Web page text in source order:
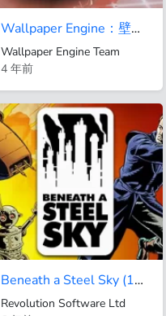
Wallpaper Engine：壁纸引擎
Wallpaper Engine Team
4 年前
Beneath a Steel Sky (1994)
Revolution Software Ltd